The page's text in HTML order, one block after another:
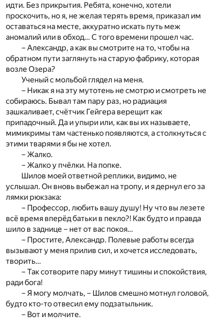
идти. Без прикрытия. Ребята, конечно, хотели
проскочить, но я, не желая терять время, приказал им
оставаться на месте, аккуратно искать путь меж
аномалий или в обход… С того времени прошел час.
– Александр, а как вы смотрите на то, чтобы на
обратном пути заглянуть на старую фабрику, которая
возле Озера?
Ученый с мольбой глядел на меня.
– Никак я на эту мутотень не смотрю и смотреть не
собираюсь. Бывал там пару раз, но радиация
зашкаливает, счётчик Гейгера верещит как
припадочный. Да и упыри или, как вы их называете,
мимикримы там частенько появляются, а столкнуться с
этими тварями я бы не хотел.
– Жалко.
– Жалко у пчёлки. На попке.
Шилов моей ответной реплики, видимо, не
услышал. Он вновь выбежал на тропу, и я дернул его за
лямки рюкзака:
– Профессор, любить вашу душу! Ну что вы лезете
всё время вперёд батьки в пекло?! Как будто и правда
шило в заднице – нет от вас покоя…
– Простите, Александр. Полевые работы всегда
вызывают у меня прилив сил, и хочется исследовать,
творить…
– Так сотворите пару минут тишины и спокойствия,
ради бога!
– Я могу молчать, – Шилов смешно мотнул головой,
будто кто-то отвесил ему подзатыльник.
– Вот и молчите.